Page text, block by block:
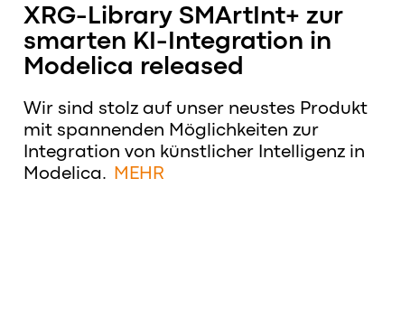
XRG-Library SMArtInt+ zur
smarten KI-Integration in
Modelica released
Wir sind stolz auf unser neustes Produkt
mit spannenden Möglichkeiten zur
Integration von künstlicher Intelligenz in
Modelica.
MEHR